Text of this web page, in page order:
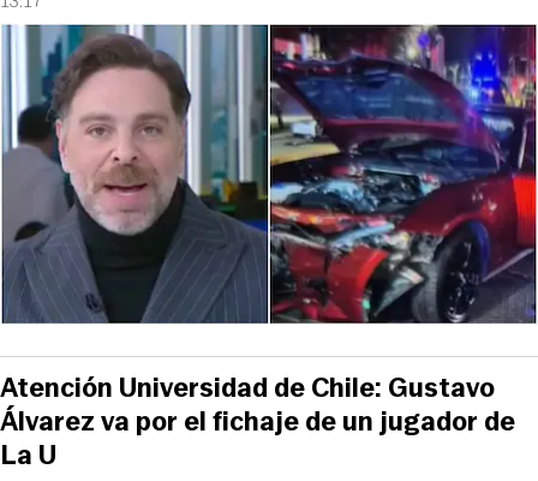
Atención Universidad de Chile: Gustavo
Álvarez va por el fichaje de un jugador de
La U